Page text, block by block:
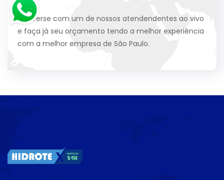
Converse com um de nossos atendendentes ao vivo
e faça já seu orçamento tendo a melhor experiência
com a melhor empresa de São Paulo.